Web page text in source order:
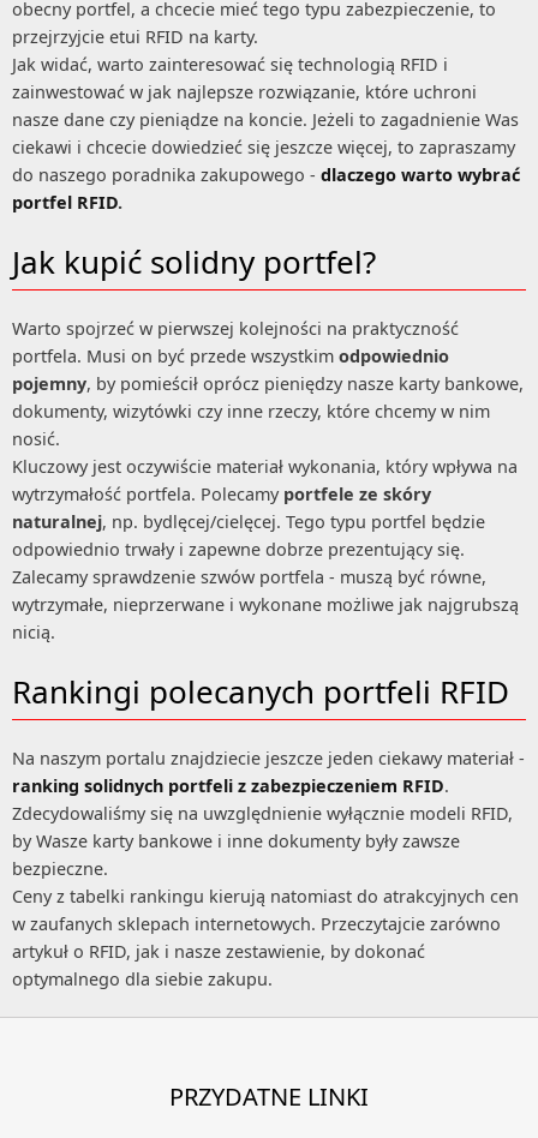
obecny portfel, a chcecie mieć tego typu zabezpieczenie, to
przejrzyjcie etui RFID na karty.
Jak widać, warto zainteresować się technologią RFID i
zainwestować w jak najlepsze rozwiązanie, które uchroni
nasze dane czy pieniądze na koncie. Jeżeli to zagadnienie Was
ciekawi i chcecie dowiedzieć się jeszcze więcej, to zapraszamy
do naszego poradnika zakupowego - dlaczego warto wybrać
portfel RFID.
Jak kupić solidny portfel?
Warto spojrzeć w pierwszej kolejności na praktyczność
portfela. Musi on być przede wszystkim odpowiednio
pojemny, by pomieścił oprócz pieniędzy nasze karty bankowe,
dokumenty, wizytówki czy inne rzeczy, które chcemy w nim
nosić.
Kluczowy jest oczywiście materiał wykonania, który wpływa na
wytrzymałość portfela. Polecamy portfele ze skóry
naturalnej, np. bydlęcej/cielęcej. Tego typu portfel będzie
odpowiednio trwały i zapewne dobrze prezentujący się.
Zalecamy sprawdzenie szwów portfela - muszą być równe,
wytrzymałe, nieprzerwane i wykonane możliwe jak najgrubszą
nicią.
Rankingi polecanych portfeli RFID
Na naszym portalu znajdziecie jeszcze jeden ciekawy materiał -
ranking solidnych portfeli z zabezpieczeniem RFID.
Zdecydowaliśmy się na uwzględnienie wyłącznie modeli RFID,
by Wasze karty bankowe i inne dokumenty były zawsze
bezpieczne.
Ceny z tabelki rankingu kierują natomiast do atrakcyjnych cen
w zaufanych sklepach internetowych. Przeczytajcie zarówno
artykuł o RFID, jak i nasze zestawienie, by dokonać
optymalnego dla siebie zakupu.
PRZYDATNE LINKI